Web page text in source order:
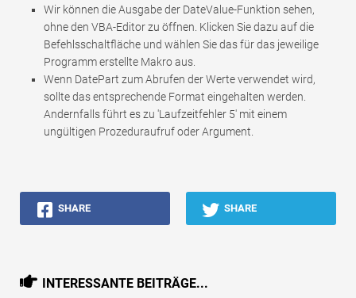
Wir können die Ausgabe der DateValue-Funktion sehen,
ohne den VBA-Editor zu öffnen. Klicken Sie dazu auf die
Befehlsschaltfläche und wählen Sie das für das jeweilige
Programm erstellte Makro aus.
Wenn DatePart zum Abrufen der Werte verwendet wird,
sollte das entsprechende Format eingehalten werden.
Andernfalls führt es zu 'Laufzeitfehler 5' mit einem
ungültigen Prozeduraufruf oder Argument.
SHARE SHARE
INTERESSANTE BEITRÄGE...